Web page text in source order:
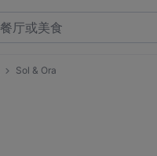
Sol & Ora